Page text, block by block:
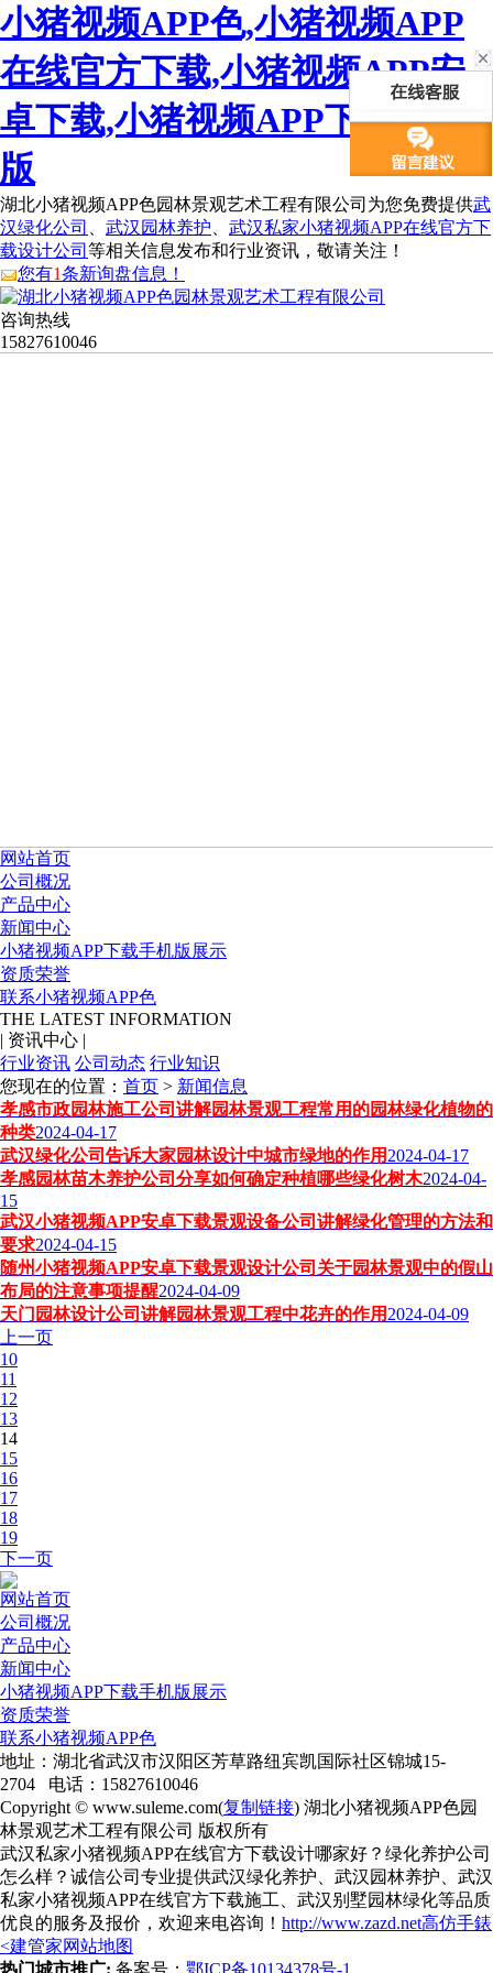
小猪视频APP色,小猪视频APP
在线官方下载,小猪视频APP安
卓下载,小猪视频APP下载手机
版
湖北小猪视频APP色园林景观艺术工程有限公司为您免费提供武
汉绿化公司
武汉园林养护
武汉私家小猪视频APP在线官方下
载设计公司 等相关信息发布和行业资讯，敬请关注！
您有1条新询盘信息！
咨询热线
15827610046
网站首页
公司概况
产品中心
新闻中心
小猪视频APP下载手机版展示
资质荣誉
联系小猪视频APP色
THE LATEST INFORMATION
| 资讯中心 |
行业资讯 公司动态 行业知识
您现在的位置： 首页 > 新闻信息
孝感市政园林施工公司讲解园林景观工程常用的园林绿化植物的
种类2024-04-17
武汉绿化公司告诉大家园林设计中城市绿地的作用 2024-04-17
孝感园林苗木养护公司分享如何确定种植哪些绿化树木2024-04-
15
武汉小猪视频APP安卓下载景观设备公司讲解绿化管理的方法和
要求2024-04-15
随州小猪视频APP安卓下载景观设计公司关于园林景观中的假山
布局的注意事项提醒2024-04-09
天门园林设计公司讲解园林景观工程中花卉的作用 2024-04-09
上一页
10
11
12
13
14
15
16
17
18
19
下一页
网站首页
公司概况
产品中心
新闻中心
小猪视频APP下载手机版展示
资质荣誉
联系小猪视频APP色
地址：湖北省武汉市汉阳区芳草路纽宾凯国际社区锦城15-
2704 电话：15827610046
Copyright © www.suleme.com(复制链接) 湖北小猪视频APP色园
林景观艺术工程有限公司 版权所有
武汉私家小猪视频APP在线官方下载设计哪家好？绿化养护公司
怎么样？诚信公司专业提供武汉绿化养护、武汉园林养护、武汉
私家小猪视频APP在线官方下载施工、武汉别墅园林绿化等品质
优良的服务及报价，欢迎来电咨询！ http://www.zazd.net高仿手錶
<建管家网站地图
热门城市推广: 备案号： 鄂ICP备10134378号-1